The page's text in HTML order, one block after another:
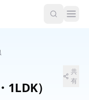
1LDK）
共
有